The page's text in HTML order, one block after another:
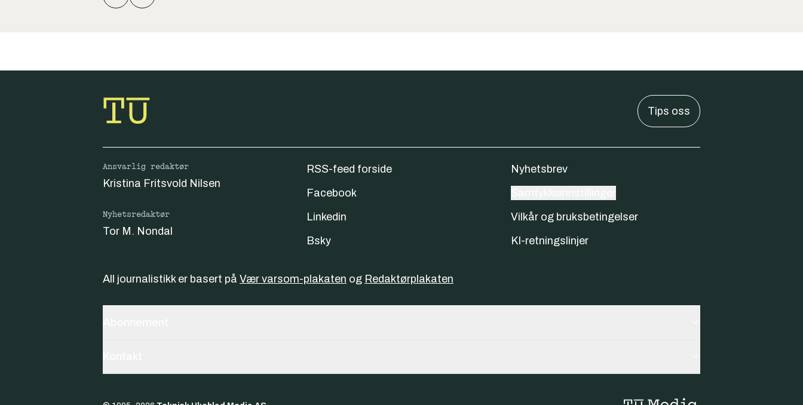
Tips oss
Ansvarlig redaktør
Kristina Fritsvold Nilsen
Nyhetsredaktør
Tor M. Nondal
RSS-feed forside
Facebook
Linkedin
Bsky
Nyhetsbrev
Vilkår og bruksbetingelser
KI-retningslinjer
All journalistikk er basert på Vær varsom-plakaten og Redaktørplakaten